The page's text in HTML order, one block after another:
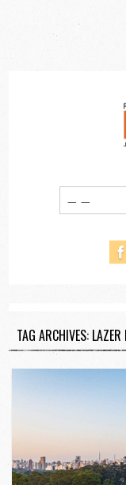
TAG ARCHIVES: